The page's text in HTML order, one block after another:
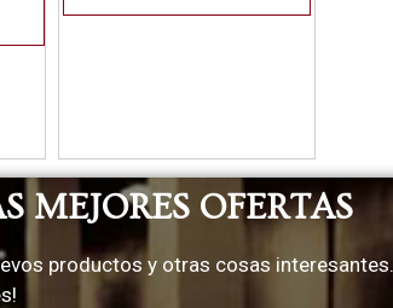
MEJORES OFERTAS
productos y otras cosas interesantes.